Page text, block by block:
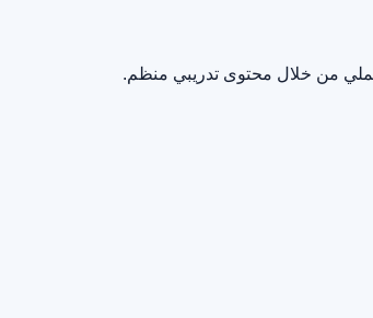
عملي من خلال محتوى تدريبي منظم.